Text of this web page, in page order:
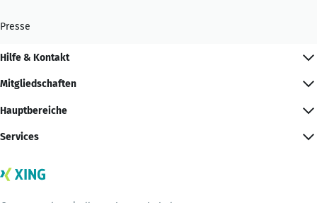
Presse
Hilfe & Kontakt
Mitgliedschaften
Hauptbereiche
Services